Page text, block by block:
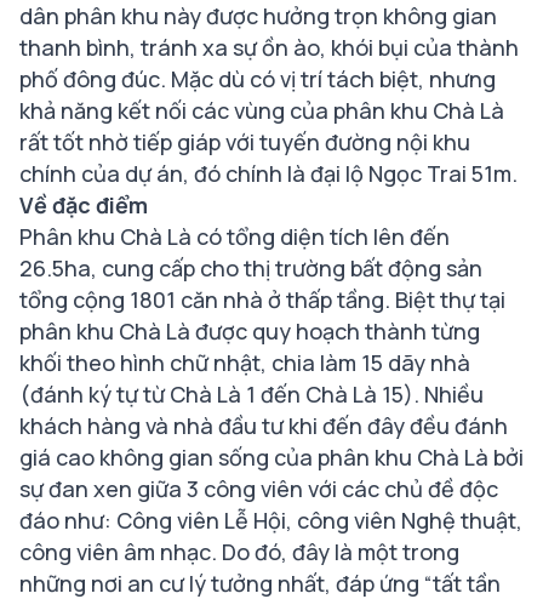
dân phân khu này được hưởng trọn không gian
thanh bình, tránh xa sự ồn ào, khói bụi của thành
phố đông đúc. Mặc dù có vị trí tách biệt, nhưng
khả năng kết nối các vùng của phân khu Chà Là
rất tốt nhờ tiếp giáp với tuyến đường nội khu
chính của dự án, đó chính là đại lộ Ngọc Trai 51m.
Về đặc điểm
Phân khu Chà Là có tổng diện tích lên đến
26.5ha, cung cấp cho thị trường bất động sản
tổng cộng 1801 căn nhà ở thấp tầng. Biệt thự tại
phân khu Chà Là được quy hoạch thành từng
khối theo hình chữ nhật, chia làm 15 dãy nhà
(đánh ký tự từ Chà Là 1 đến Chà Là 15). Nhiều
khách hàng và nhà đầu tư khi đến đây đều đánh
giá cao không gian sống của phân khu Chà Là bởi
sự đan xen giữa 3 công viên với các chủ đề độc
đáo như: Công viên Lễ Hội, công viên Nghệ thuật,
công viên âm nhạc. Do đó, đây là một trong
những nơi an cư lý tưởng nhất, đáp ứng “tất tần